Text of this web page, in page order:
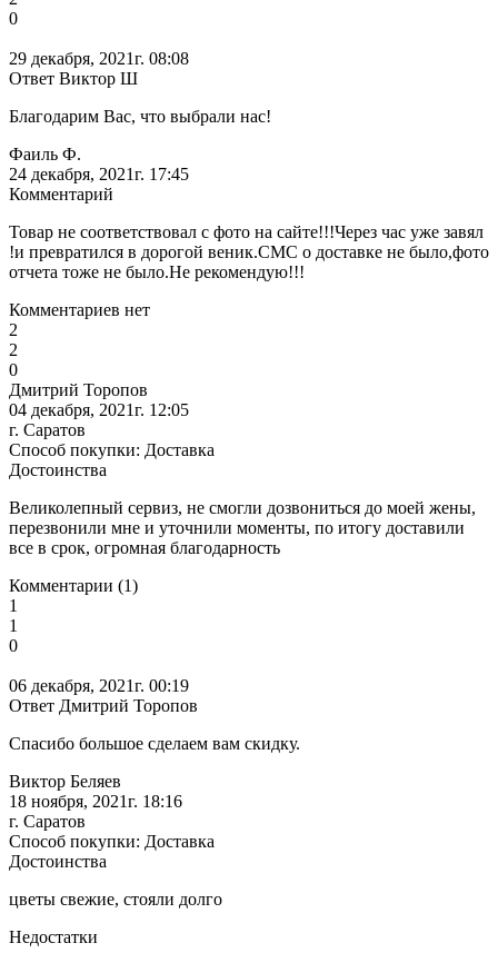
0
29 декабря, 2021г. 08:08
Ответ Виктор Ш
Благодарим Вас, что выбрали нас!
Фаиль Ф.
24 декабря, 2021г. 17:45
Комментарий
Товар не соответствовал с фото на сайте!!!Через час уже завял
!и превратился в дорогой веник.СМС о доставке не было,фото
отчета тоже не было.Не рекомендую!!!
Комментариев нет
2
2
0
Дмитрий Торопов
04 декабря, 2021г. 12:05
г. Саратов
Способ покупки: Доставка
Достоинства
Великолепный сервиз, не смогли дозвониться до моей жены,
перезвонили мне и уточнили моменты, по итогу доставили
все в срок, огромная благодарность
Комментарии (1)
1
1
0
06 декабря, 2021г. 00:19
Ответ Дмитрий Торопов
Спасибо большое сделаем вам скидку.
Виктор Беляев
18 ноября, 2021г. 18:16
г. Саратов
Способ покупки: Доставка
Достоинства
цветы свежие, стояли долго
Недостатки